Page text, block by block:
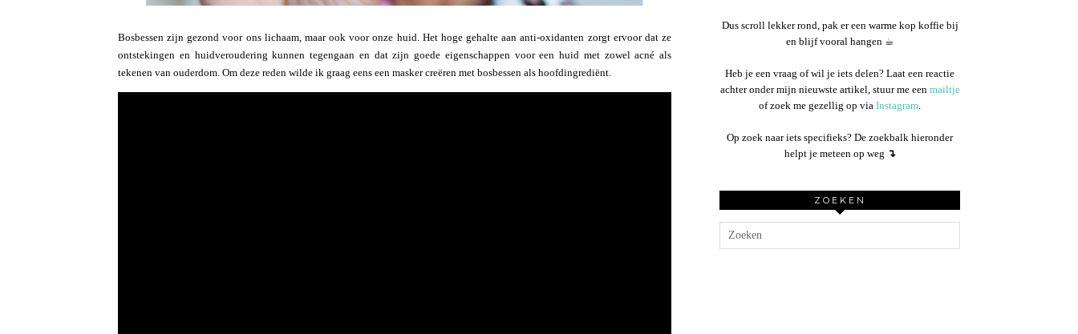
Bosbessen zijn gezond voor ons lichaam, maar ook voor onze huid. Het hoge gehalte aan anti-oxidanten zorgt ervoor dat ze
ontstekingen en huidveroudering kunnen tegengaan en dat zijn goede eigenschappen voor een huid met zowel acné als
tekenen van ouderdom. Om deze reden wilde ik graag eens een masker creëren met bosbessen als hoofdingrediënt.
Dus scroll lekker rond, pak er een warme kop koffie bij
en blijf vooral hangen ☕︎
Heb je een vraag of wil je iets delen? Laat een reactie
achter onder mijn nieuwste artikel, stuur me een mailtje
of zoek me gezellig op via Instagram.
Op zoek naar iets specifieks? De zoekbalk hieronder
helpt je meteen op weg ↴
ZOEKEN